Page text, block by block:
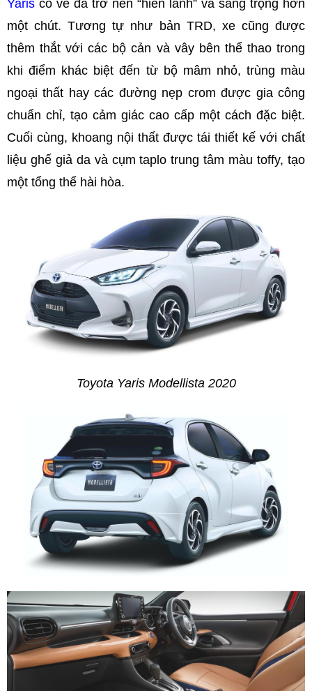
Yaris có vẻ đã trở nên “hiền lành” và sang trọng hơn
một chút. Tương tự như bản TRD, xe cũng được
thêm thắt với các bộ cản và vây bên thể thao trong
khi điểm khác biệt đến từ bộ mâm nhỏ, trùng màu
ngoại thất hay các đường nẹp crom được gia công
chuẩn chỉ, tạo cảm giác cao cấp một cách đặc biệt.
Cuối cùng, khoang nội thất được tái thiết kế với chất
liệu ghế giả da và cụm taplo trung tâm màu toffy, tạo
một tổng thể hài hòa.
Toyota Yaris Modellista 2020